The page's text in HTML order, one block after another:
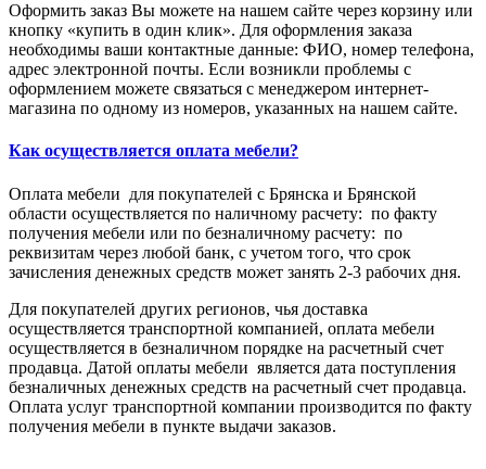
Оформить заказ Вы можете на нашем сайте через корзину или
кнопку «купить в один клик». Для оформления заказа
необходимы ваши контактные данные: ФИО, номер телефона,
адрес электронной почты. Если возникли проблемы с
оформлением можете связаться с менеджером интернет-
магазина по одному из номеров, указанных на нашем сайте.
Как осуществляется оплата мебели?
Оплата мебели для покупателей с Брянска и Брянской
области осуществляется по наличному расчету: по факту
получения мебели или по безналичному расчету: по
реквизитам через любой банк, с учетом того, что срок
зачисления денежных средств может занять 2-3 рабочих дня.
Для покупателей других регионов, чья доставка
осуществляется транспортной компанией, оплата мебели
осуществляется в безналичном порядке на расчетный счет
продавца. Датой оплаты мебели является дата поступления
безналичных денежных средств на расчетный счет продавца.
Оплата услуг транспортной компании производится по факту
получения мебели в пункте выдачи заказов.